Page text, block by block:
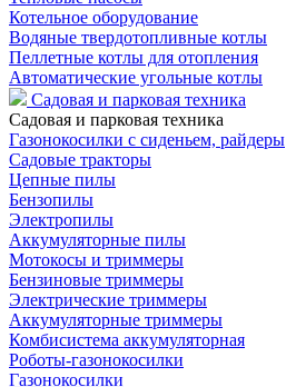
Котельное оборудование
Водяные твердотопливные котлы
Пеллетные котлы для отопления
Автоматические угольные котлы
Садовая и парковая техника
Садовая и парковая техника
Газонокосилки с сиденьем, райдеры
Садовые тракторы
Цепные пилы
Бензопилы
Электропилы
Аккумуляторные пилы
Мотокосы и триммеры
Бензиновые триммеры
Электрические триммеры
Аккумуляторные триммеры
Комбисистема аккумуляторная
Роботы-газонокосилки
Газонокосилки